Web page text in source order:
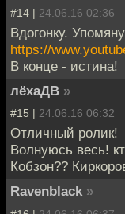
#14 | 24.06.16 02:36
Вдогонку.
https://
В конце - истина!
лёхаДВ »
#15 | 24.06.16 06:32
Отличный ролик!
Волнуюсь весь!
Кобзон??
Ravenblack »